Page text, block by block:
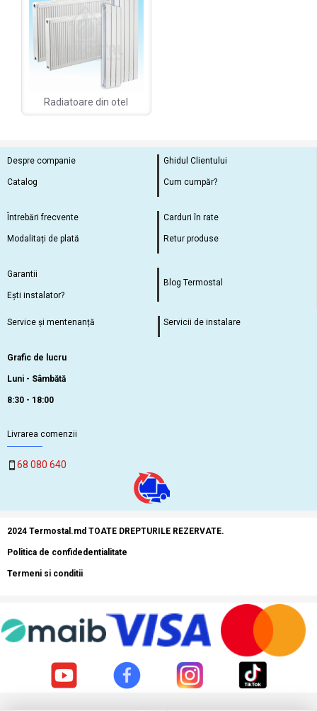
Radiatoare din otel
Despre companie
Catalog
Ghidul Clientului
Cum cumpăr?
Întrebări frecvente
Modalitați de plată
Carduri în rate
Retur produse
Garantii
Ești instalator?
Blog Termostal
Service și mentenanță Servicii de instalare
Grafic de lucru
Luni - Sâmbătă
8:30 - 18:00
Livrarea comenzii
68 080 640
2024 Termostal.md TOATE DREPTURILE REZERVATE.
Politica de confidedentialitate
Termeni si conditii